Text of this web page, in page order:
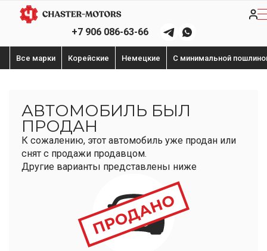
+7 906 086-63-66
Все марки Корейские Немецкие С минимальной
АВТОМОБИЛЬ БЫЛ
ПРОДАН
К сожалению, этот автомобиль уже продан или
снят с продажи продавцом.
Другие варианты представлены ниже